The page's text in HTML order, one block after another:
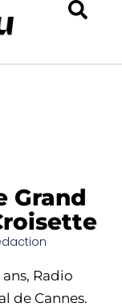
Grand
Radio
de Cannes.